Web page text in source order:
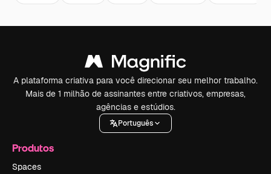
A plataforma criativa para você direcionar seu melhor trabalho.
Mais de 1 milhão de assinantes entre criativos, empresas,
agências e estúdios.
Português
Produtos
Spaces